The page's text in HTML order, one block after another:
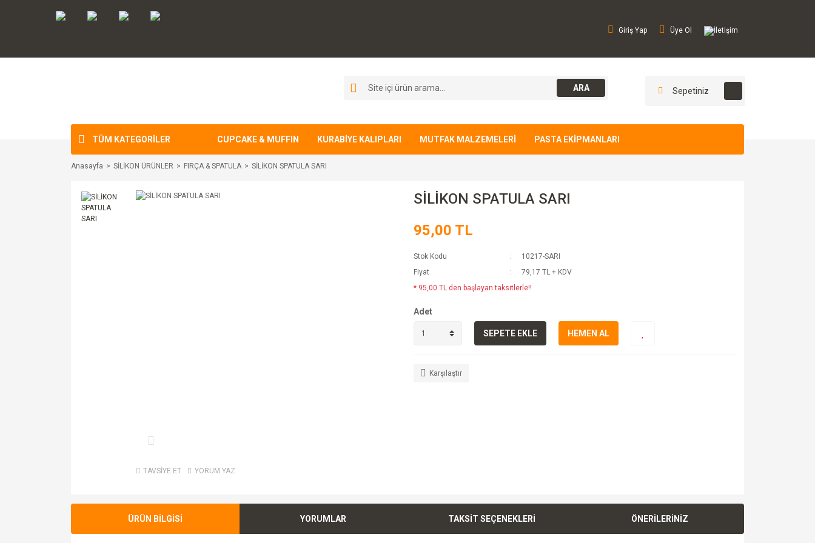
Giriş Yap Üye Ol İletişim
ARA Sepetiniz
TÜM KATEGORİLER CUPCAKE & MUFFIN KURABİYE KALIPLARI MUTFAK MALZEMELERİ PASTA EKİPMANLARI
Anasayfa SİLİKON ÜRÜNLER FIRÇA & SPATULA SİLİKON SPATULA SARI
TAVSİYE ET YORUM YAZ
SİLİKON SPATULA SARI
95,00 TL
Stok Kodu
10217-SARI
Fiyat
79,17 TL + KDV
* 95,00 TL den başlayan taksitlerle!!
Adet
SEPETE EKLE HEMEN AL
Karşılaştır
ÜRÜN BİLGİSİ YORUMLAR TAKSİT SEÇENEKLERİ ÖNERİLERİNİZ